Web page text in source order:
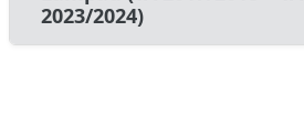
2023/2024)